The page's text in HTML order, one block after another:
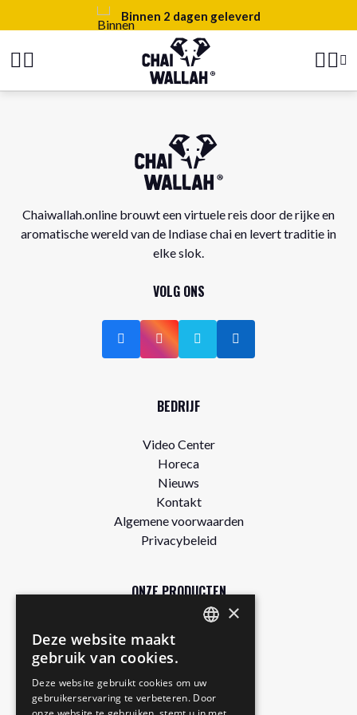
Binnen 2 dagen geleverd
Chaiwallah.online brouwt een virtuele reis door de rijke en
aromatische wereld van de Indiase chai en levert traditie in
elke slok.
VOLG ONS
BEDRIJF
Video Center
Horeca
Nieuws
Kontakt
Algemene voorwaarden
Privacybeleid
ONZE PRODUCTEN
Gratis proefpakket
Authentic
Matcha Latte
Royal Chai
GERMAN
×
Deze website maakt
gebruik van cookies.
Deze website gebruikt cookies om uw
gebruikerservaring te verbeteren. Door